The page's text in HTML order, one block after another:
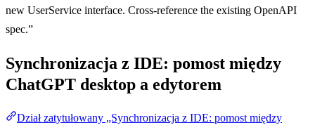
new UserService interface. Cross-reference the existing OpenAPI
spec.”
Synchronizacja z IDE: pomost między
ChatGPT desktop a edytorem
Dział zatytułowany „Synchronizacja z IDE: pomost między